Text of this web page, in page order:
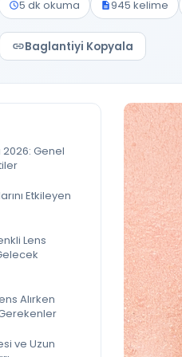
5 dk okuma 945 kelime
Baglantiyi Kopyala
2026: Genel
Etkileyen
Lens
Alırken
ve Uzun